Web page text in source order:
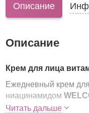
Описание
Описание
Крем для лица
Ежедневный крем
ниацинамидом
Dark Spot Cream
Читать дальше